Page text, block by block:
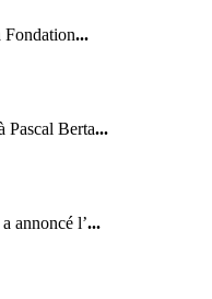
Fondation...
Pascal Berta...
annoncé l’...